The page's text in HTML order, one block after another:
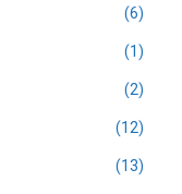
(6)
(1)
(2)
(12)
(13)